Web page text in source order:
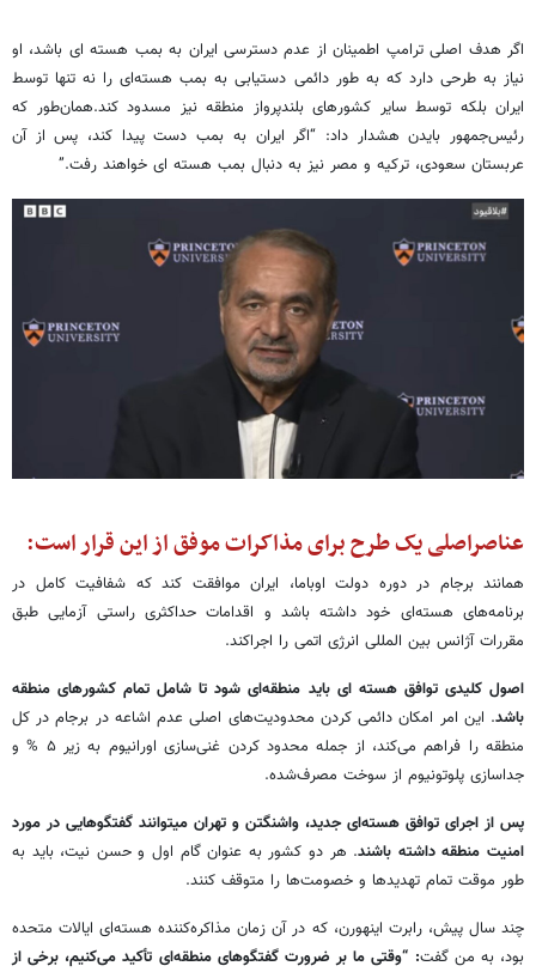
اگر هدف اصلی ترامپ اطمینان از عدم دسترسی ایران به بمب هسته ای باشد، او
نیاز به طرحی دارد که به طور دائمی دستیابی به بمب هسته‌ای را نه تنها توسط
ایران بلکه توسط سایر کشورهای بلندپرواز منطقه نیز مسدود کند.همان‌طور که
رئیس‌جمهور بایدن هشدار داد: “اگر ایران به بمب دست پیدا کند، پس از آن
عربستان سعودی، ترکیه و مصر نیز به دنبال بمب هسته ای خواهند رفت.”
عناصراصلی یک طرح برای مذاکرات موفق از این قرار است:
همانند برجام در دوره دولت اوباما، ایران موافقت کند که شفافیت کامل در
برنامه‌های هسته‌ای خود داشته باشد و اقدامات حداکثری راستی آزمایی طبق
مقررات آژانس بین المللی انرژی اتمی را اجراکند.
اصول کلیدی توافق هسته ای باید منطقه‌ای شود تا شامل تمام کشورهای منطقه
باشد. این امر امکان دائمی کردن محدودیت‌های اصلی عدم اشاعه در برجام در کل
منطقه را فراهم می‌کند، از جمله محدود کردن غنی‌سازی اورانیوم به زیر ۵ % و
جداسازی پلوتونیوم از سوخت مصرف‌شده.
پس از اجرای توافق هسته‌ای جدید، واشنگتن و تهران میتوانند گفتگوهایی در مورد
امنیت منطقه داشته باشند. هر دو کشور به عنوان گام اول و حسن نیت، باید به
طور موقت تمام تهدیدها و خصومت‌ها را متوقف کنند.
چند سال پیش، رابرت اینهورن، که در آن زمان مذاکره‌کننده هسته‌ای ایالات متحده
بود، به من گفت: “وقتی ما بر ضرورت گفتگوهای منطقه‌ای تأکید می‌کنیم، برخی از